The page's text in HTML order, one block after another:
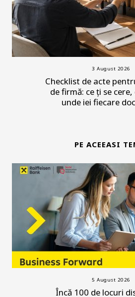
3 August 2026
Checklist de acte
de firmă: ce ți se
unde iei fiecare
PE ACEEASI
5 August 2026
Încă 100 de locuri